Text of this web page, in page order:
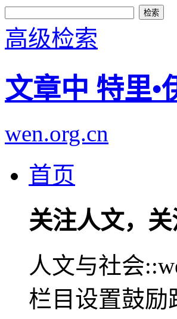
高级检索
文章中 特里•
wen.org.cn
首页
关注人文，
人文与社会
栏目设置鼓励